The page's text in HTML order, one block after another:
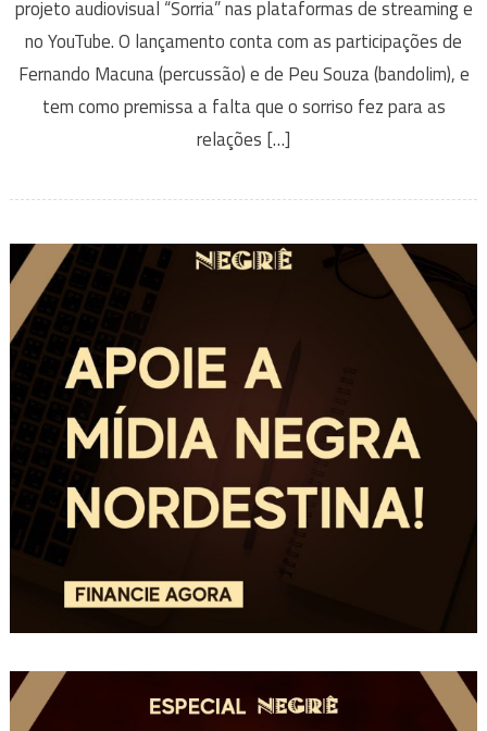
projeto audiovisual “Sorria” nas plataformas de streaming e
no YouTube. O lançamento conta com as participações de
Fernando Macuna (percussão) e de Peu Souza (bandolim), e
tem como premissa a falta que o sorriso fez para as
relações […]